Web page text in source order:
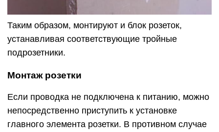
Таким образом, монтируют и блок розеток,
устанавливая соответствующие тройные
подрозетники.
Монтаж розетки
Если проводка не подключена к питанию, можно
непосредственно приступить к установке
главного элемента розетки. В противном случае